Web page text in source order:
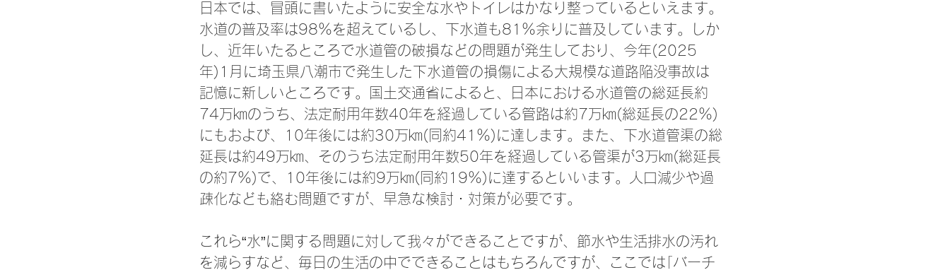
日本では、冒頭に書いたように安全な水やトイレはかなり整っているといえます。
水道の普及率は98％を超えているし、下水道も81％余りに普及しています。しか
し、近年いたるところで水道管の破損などの問題が発生しており、今年(2025
年)1月に埼玉県八潮市で発生した下水道管の損傷による大規模な道路陥没事故は
記憶に新しいところです。国土交通省によると、日本における水道管の総延長約
74万㎞のうち、法定耐用年数40年を経過している管路は約7万㎞(総延長の22％)
にもおよび、10年後には約30万㎞(同約41％)に達します。また、下水道管渠の総
延長は約49万㎞、そのうち法定耐用年数50年を経過している管渠が3万㎞(総延長
の約7％)で、10年後には約9万㎞(同約19％)に達するといいます。人口減少や過
疎化なども絡む問題ですが、早急な検討・対策が必要です。
これら“水”に関する問題に対して我々ができることですが、節水や生活排水の汚れ
を減らすなど、毎日の生活の中でできることはもちろんですが、ここでは｢バーチ